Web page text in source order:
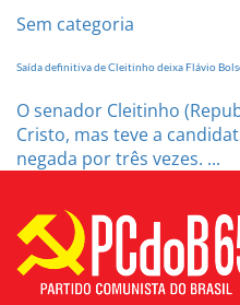
Sem categoria
Saída definitiva de Cleitinho deixa Flávio
O senador Cleitinho
Cristo, mas teve a
negada por três vezes. ...